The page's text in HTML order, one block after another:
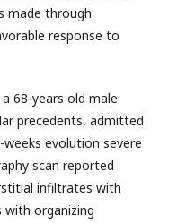
made through
response to
68-years old male
precedents, admitted
evolution severe
scan reported
infiltrates with
with organizing